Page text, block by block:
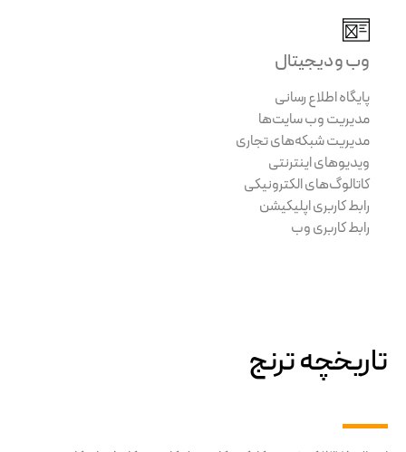
وب و دیجیتال
پایگاه اطلاع رسانی
مدیریت وب سایت‌ها
مدیریت شبکه‌های تجاری
ویدیوهای اینترنتی
کاتالوگ‌های الکترونیکی
رابط کاربری اپلیکیشن
رابط کاربری وب
تاریخچه ترنج